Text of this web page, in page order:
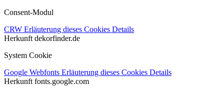
Consent-Modul
CRW Erläuterung dieses Cookies Details
Herkunft dekorfinder.de
System Cookie
Google Webfonts Erläuterung dieses Cookies Details
Herkunft fonts.google.com